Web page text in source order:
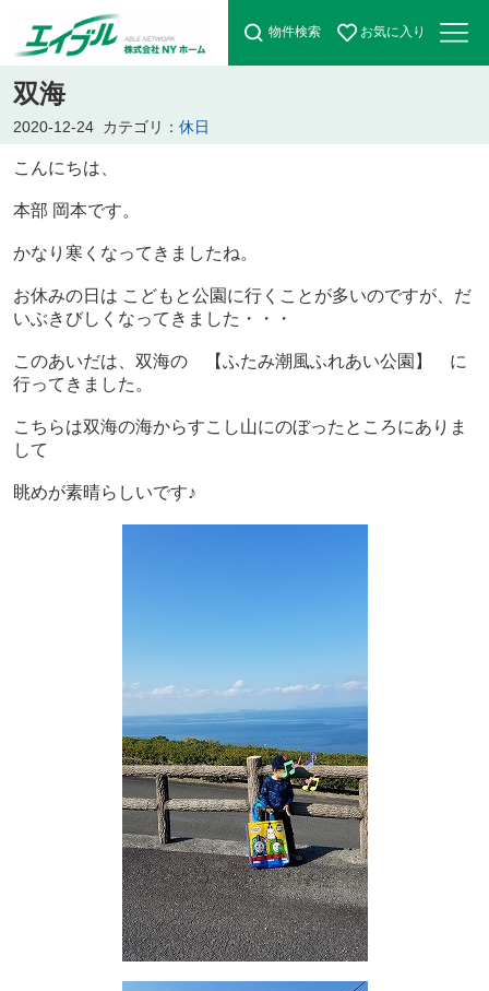
物件検索 お気に入り
双海
2020-12-24 カテゴリ： 休日
こんにちは、
本部 岡本です。
かなり寒くなってきましたね。
お休みの日は こどもと公園に行くことが多いのですが、だ
いぶきびしくなってきました・・・
このあいだは、双海の 【ふたみ潮風ふれあい公園】 に
行ってきました。
こちらは双海の海からすこし山にのぼったところにありま
して
眺めが素晴らしいです♪